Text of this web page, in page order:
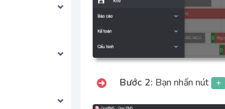
Bước 2: Bạn nhấn nút